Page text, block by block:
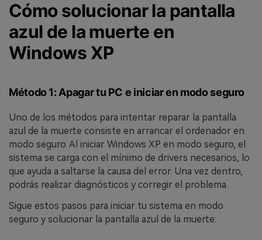
Cómo solucionar la pantalla
azul de la muerte en
Windows XP
Método 1: Apagar tu PC e iniciar en modo seguro
Uno de los métodos para intentar reparar la pantalla
azul de la muerte consiste en arrancar el ordenador en
modo seguro. Al iniciar Windows XP en modo seguro, el
sistema se carga con el mínimo de drivers necesarios, lo
que ayuda a saltarse la causa del error. Una vez dentro,
podrás realizar diagnósticos y corregir el problema.
Sigue estos pasos para iniciar tu sistema en modo
seguro y solucionar la pantalla azul de la muerte: